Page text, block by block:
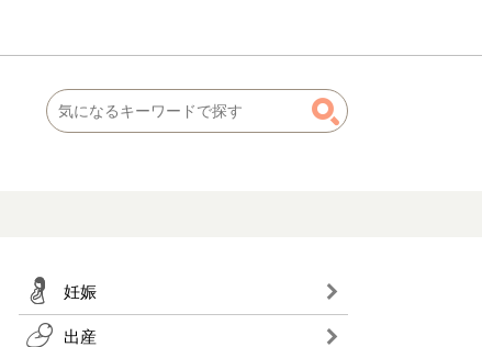
妊娠
出産